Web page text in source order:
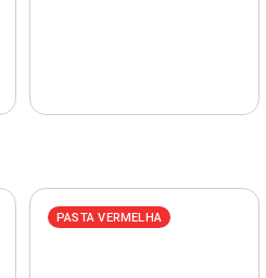
PASTA VERMELHA